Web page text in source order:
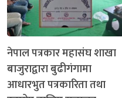
नेपाल पत्रकार महासंघ शाखा
बाजुराद्वारा बुढीगंगामा
आधारभुत पत्रकारिता तथा